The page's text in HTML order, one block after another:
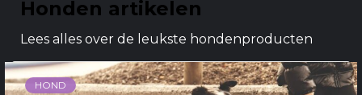
Honden artikelen
Lees alles over de leukste hondenproducten
HOND